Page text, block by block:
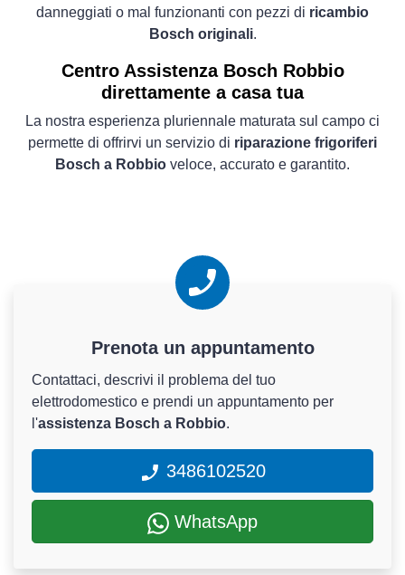
danneggiati o mal funzionanti con pezzi di ricambio
Bosch originali.
Centro Assistenza Bosch Robbio
direttamente a casa tua
La nostra esperienza pluriennale maturata sul campo ci
permette di offrirvi un servizio di riparazione frigoriferi
Bosch a Robbio veloce, accurato e garantito.
Prenota un appuntamento
Contattaci, descrivi il problema del tuo
elettrodomestico e prendi un appuntamento per
l'assistenza Bosch a Robbio.
3486102520
WhatsApp